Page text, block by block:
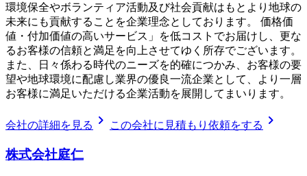
環境保全やボランティア活動及び社会貢献はもとより地球の
未来にも貢献することを企業理念としております。 価格価
値・付加価値の高いサービス」を低コストでお届けし、更な
るお客様の信頼と満足を向上させてゆく所存でございます。
また、日々係わる時代のニーズを的確につかみ、お客様の要
望や地球環境に配慮し業界の優良一流企業として、より一層
お客様に満足いただける企業活動を展開してまいります。
会社の詳細を見る chevron_right この会社に見積もり依頼をする chevron_right
株式会社庭仁